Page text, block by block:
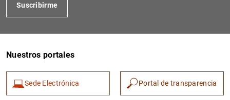
1 2
Suscribirme
Nuestros portales
Sede Electrónica Portal de transparencia